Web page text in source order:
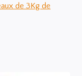
de 3Kg de